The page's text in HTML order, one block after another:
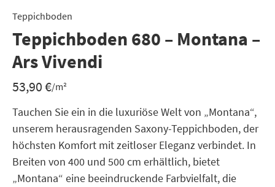
Teppichboden
Teppichboden 680 – Montana –
Ars Vivendi
53,90€/m²
Tauchen Sie ein in die luxuriöse Welt von „Montana“,
unserem herausragenden Saxony-Teppichboden, der
höchsten Komfort mit zeitloser Eleganz verbindet. In
Breiten von 400 und 500 cm erhältlich, bietet
„Montana“ eine beeindruckende Farbvielfalt, die